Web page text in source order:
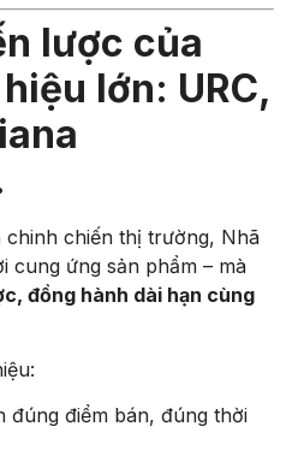
lược của
lớn: URC,
chinh chiến thị trường, Nhã
cung ứng sản phẩm – mà
đồng hành dài hạn cùng
đúng điểm bán, đúng thời